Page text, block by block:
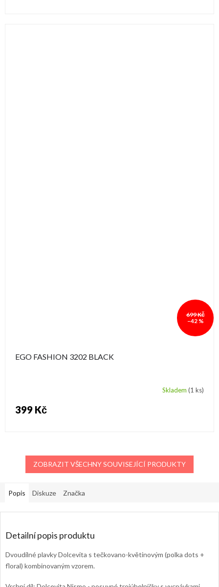
699 Kč
–42 %
EGO FASHION 3202 BLACK
Skladem (1 ks)
399 Kč
ZOBRAZIT VŠECHNY SOUVISEJÍCÍ PRODUKTY
Popis Diskuze Značka
Detailní popis produktu
Dvoudílné plavky Dolcevita s tečkovano-květinovým (polka dots +
floral) kombinovaným vzorem.